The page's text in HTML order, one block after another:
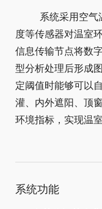
系统采用空气温
度等传感器对温室
信息传输节点将数
型分析处理后形成
定阈值时能够可以
灌、内外遮阳、顶
环境指标，实现温
系统功能